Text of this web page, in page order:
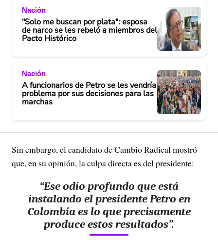
Nación
"Solo me buscan por plata": esposa
de narco se les rebeló a miembros del
Pacto Histórico
Nación
A funcionarios de Petro se les vendría
problema por sus decisiones para las
marchas
Sin embargo, el candidato de Cambio Radical mostró
que, en su opinión, la culpa directa es del presidente:
“Ese odio profundo que está
instalando el presidente Petro en
Colombia es lo que precisamente
produce estos resultados”.